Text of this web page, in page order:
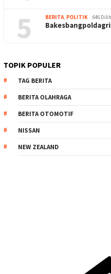
5 BERITA, POLITIK 646
TOPIK POPULER
TAG BERITA
BERITA OLAHRAGA
BERITA OTOMOTIF
NISSAN
NEW ZEALAND